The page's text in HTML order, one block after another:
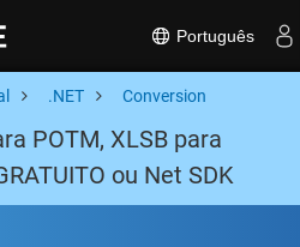
Português
.NET Conversion
POTM, XLSB para
ou Net SDK